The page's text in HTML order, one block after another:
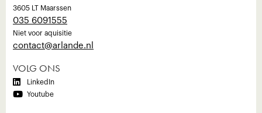
3605 LT Maarssen
035 6091555
Niet voor aquisitie
‍contact@arlande.nl
VOLG ONS
 LinkedIn
 Youtube